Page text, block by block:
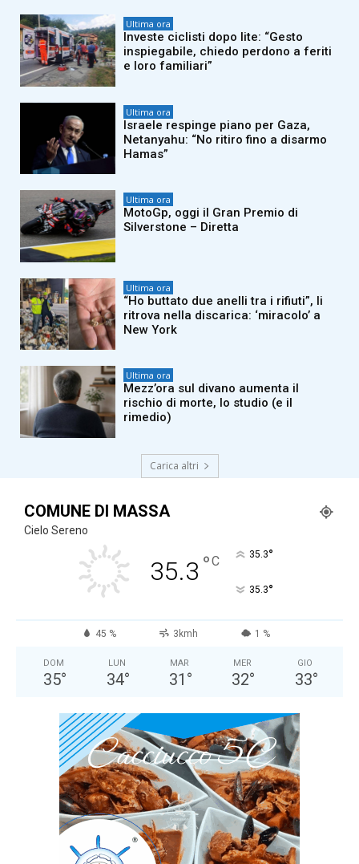
Ultima ora
Investe ciclisti dopo lite: “Gesto
inspiegabile, chiedo perdono a feriti
e loro familiari”
Ultima ora
Israele respinge piano per Gaza,
Netanyahu: “No ritiro fino a disarmo
Hamas”
Ultima ora
MotoGp, oggi il Gran Premio di
Silverstone – Diretta
Ultima ora
“Ho buttato due anelli tra i rifiuti”, li
ritrova nella discarica: ‘miracolo’ a
New York
Ultima ora
Mezz’ora sul divano aumenta il
rischio di morte, lo studio (e il
rimedio)
Carica altri
COMUNE DI MASSA
Cielo Sereno
35.3 °C 35.3°
35.3°
45 % 3kmh 1 %
DOM
35°
LUN
34°
MAR
31 °
MER
32°
GIO
33°